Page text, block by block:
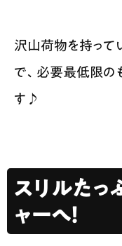
沢山荷物を持って
で、必要最低限の
す♪
スリルたっ
ャーへ！